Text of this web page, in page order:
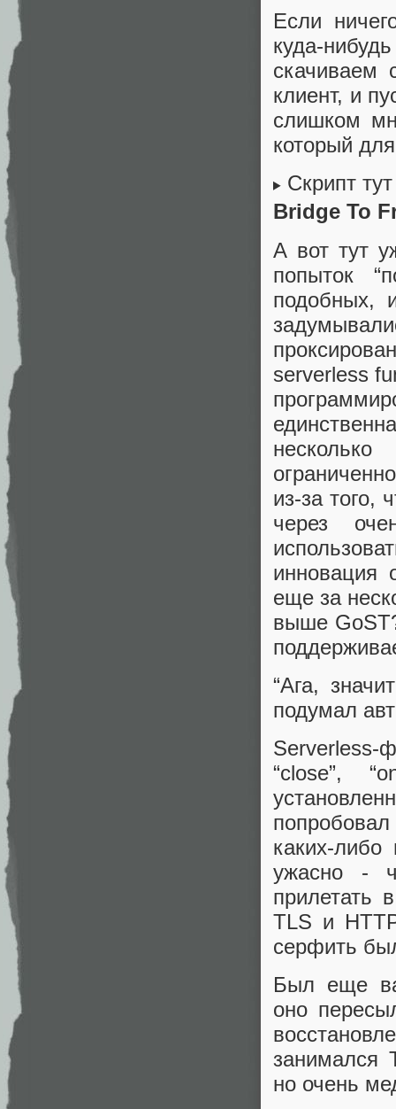
Если
куда-
скачиваем
клиент, и
слишком
который
Скрипт тут
Bridge To
А вот тут
попыток
подобных,
serverless
из-за того,
через
инновация
еще за
выше
“Ага,
подумал
Serverless-
“close”,
каких-
ужасно -
прилетать
TLS и
серфить
Был еще
оно
занимался
но очень